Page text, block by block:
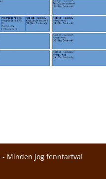
- Minden jog fenntartva!